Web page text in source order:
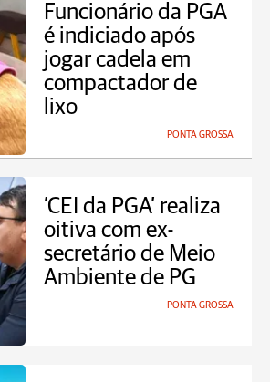
Funcionário da PGA
é indiciado após
jogar cadela em
compactador de
lixo
PONTA GROSSA
‘CEI da PGA’ realiza
oitiva com ex-
secretário de Meio
Ambiente de PG
PONTA GROSSA